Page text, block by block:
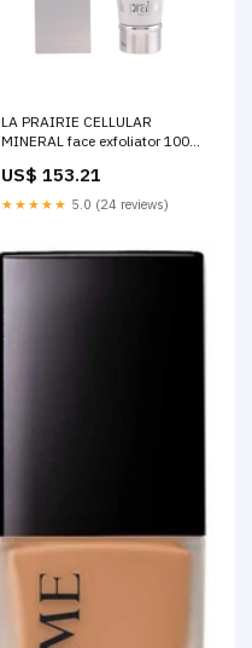
LA PRAIRIE CELLULAR
MINERAL face exfoliator 100
US$ 153.21
★★★★★ 5.0 (24 reviews)